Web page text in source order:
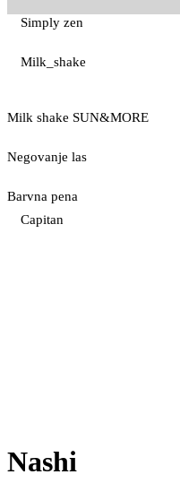
Simply zen
Milk_shake
Milk shake SUN&MORE
Negovanje las
Barvna pena
Capitan
Nashi